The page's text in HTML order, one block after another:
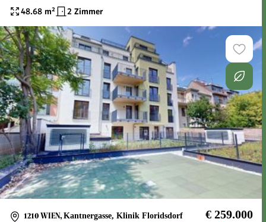
48.68 m² 2 Zimmer
1210 WIEN, Kantnergasse, Klinik Floridsdorf € 259.000